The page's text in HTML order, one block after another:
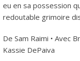
eu en sa possession
redoutable grimoire
De Sam Raimi • Avec
Kassie DePaiva